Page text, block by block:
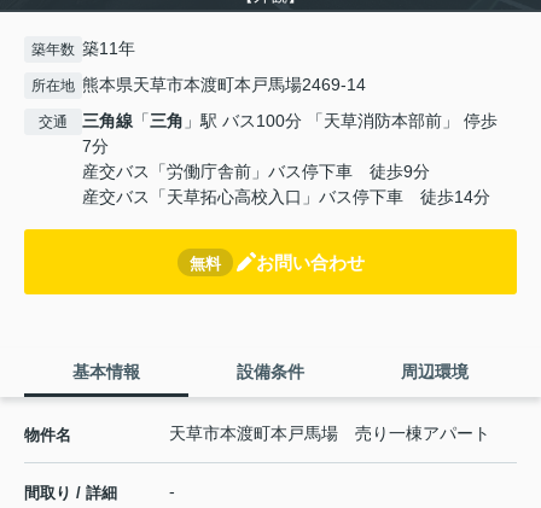
築年数 築11年
所在地 熊本県天草市本渡町本戸馬場2469-14
交通 三角線 「三角 」駅 バス100分 「天草消防本部前」 停歩
7分
産交バス「労働庁舎前」バス停下車 徒歩9分
産交バス「天草拓心高校入口」バス停下車 徒歩14分
無料 お問い合わせ
基本情報 設備条件 周辺環境
物件名 天草市本渡町本戸馬場 売り一棟アパート
間取り / 詳細 -